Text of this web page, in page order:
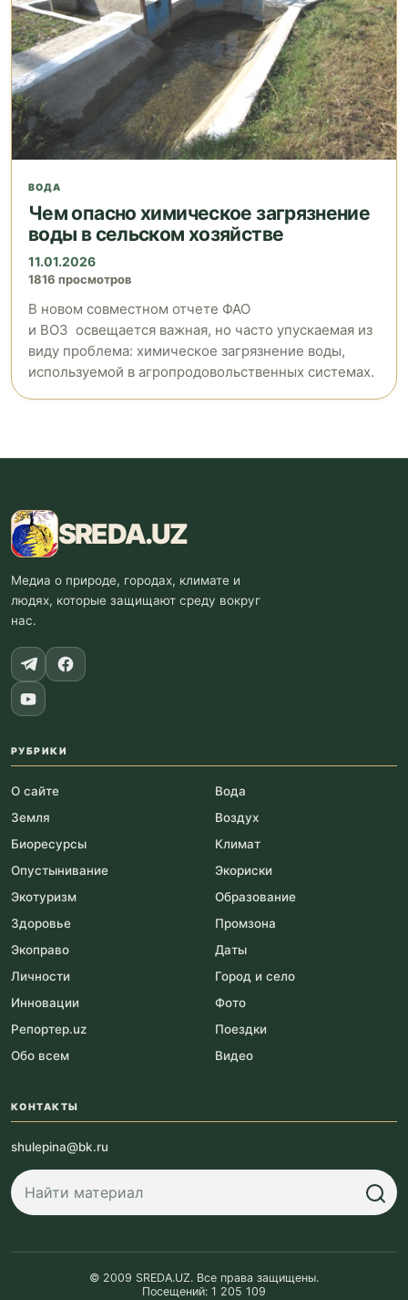
ВОДА
Чем опасно химическое загрязнение
воды в сельском хозяйстве
11.01.2026
1816 просмотров
В новом совместном отчете ФАО
и ВОЗ освещается важная, но часто упускаемая из
виду проблема: химическое загрязнение воды,
используемой в агропродовольственных системах.
SREDA.UZ
Медиа о природе, городах, климате и
людях, которые защищают среду вокруг
нас.
РУБРИКИ
О сайте
Вода
Земля
Воздух
Биоресурсы
Климат
Опустынивание
Экориски
Экотуризм
Образование
Здоровье
Промзона
Экоправо
Даты
Личности
Город и село
Инновации
Фото
Репортер.uz
Поездки
Обо всем
Видео
КОНТАКТЫ
shulepina@bk.ru
© 2009 SREDA.UZ. Все права защищены.
Посещений: 1 205 109